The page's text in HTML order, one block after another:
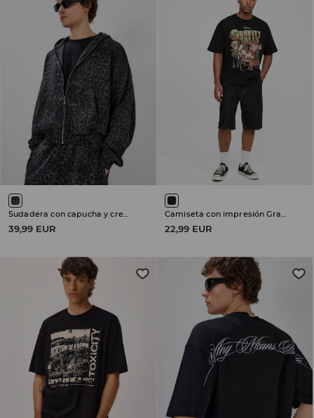
Sudadera con capucha y cremallera
39,99 EUR
Camiseta con impresión Gravity Falls
22,99 EUR